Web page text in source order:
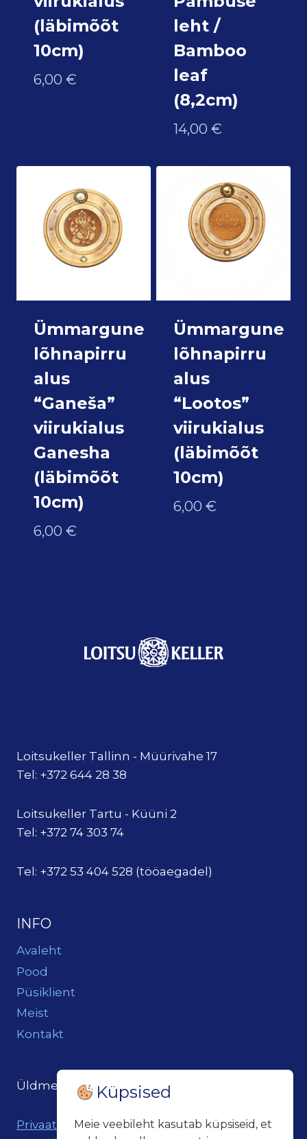
(läbimõõt
10cm)
6,00 €
leht /
Bamboo
leaf
(8,2cm)
14,00 €
Ümmargune
lõhnapirru
alus
“Ganeša”
viirukialus
Ganesha
(läbimõõt
10cm)
6,00 €
Ümmargune
lõhnapirru
alus
“Lootos”
viirukialus
(läbimõõt
10cm)
6,00 €
Loitsukeller Tallinn - Müürivahe 17
Tel: +372 644 28 38
Loitsukeller Tartu - Küüni 2
Tel: +372 74 303 74
Tel: +372 53 404 528 (tööaegadel)
INFO
Avaleht
Pood
Püsiklient
Meist
Kontakt
Üldmeil: loits@loitsukeller.ee
Privaatsuspoliitika
Küpsised
Meie veebileht kasutab küpsiseid, et